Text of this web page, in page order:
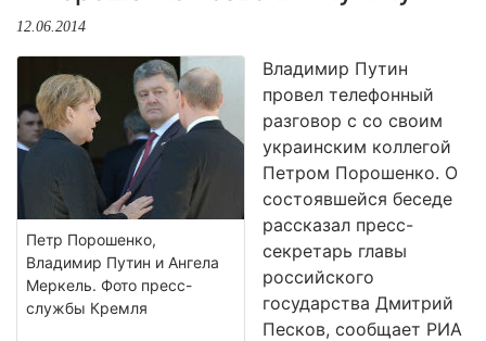
12.06.2014
Петр Порошенко,
Владимир Путин и Ангела
Меркель. Фото пресс-
службы Кремля
Владимир Путин
провел телефонный
разговор с со своим
украинским коллегой
Петром Порошенко. О
состоявшейся беседе
рассказал пресс-
секретарь главы
российского
государства Дмитрий
Песков, сообщает РИА